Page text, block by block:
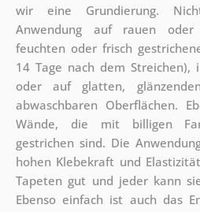
wir eine Grundierung.
Anwendung auf rauen oder
feuchten oder frisch
14 Tage nach dem Streichen),
oder auf glatten,
abwaschbaren Oberflächen.
Wände, die mit billigen
gestrichen sind. Die
hohen Klebekraft und
Tapeten gut und jeder kann
Ebenso einfach ist auch das